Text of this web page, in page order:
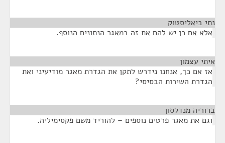
נתי ביאליסטוק
אלא אם כן יש להם את זה במאגר הנתונים הנוסף.
איתי עצמון
אז אם כך, אנחנו נידרש לתקן את הגדרת מאגר מודיעיני ואת
הגדרת השירות הבסיסי?
ברוריה מנדלסון
וגם את מאגר פרטים נוספים – להוריד משם פקסימיליה.